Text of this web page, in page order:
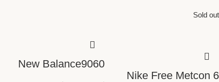
Sold out
Nike Free Metcon 6
New Balance9060